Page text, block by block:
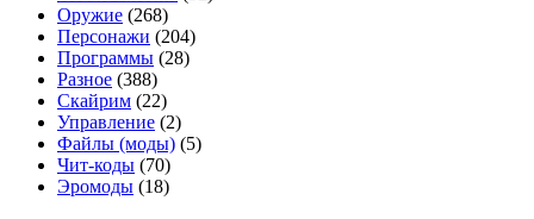
Оружие (268)
Персонажи (204)
Программы (28)
Разное (388)
Скайрим (22)
Управление (2)
Файлы (моды) (5)
Чит-коды (70)
Эромоды (18)